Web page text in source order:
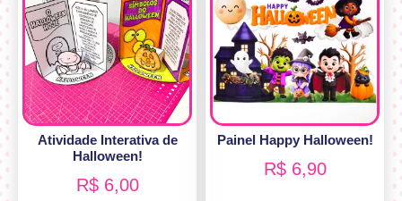
Atividade Interativa de
Halloween!
R$6,00
Painel Happy Halloween!
R$6,90